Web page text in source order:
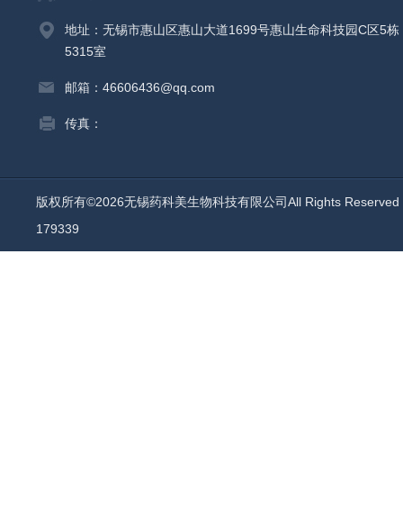
地址：无锡市惠山区惠山大道1699号惠山生命科技园C区5栋
5315室
邮箱：46606436@qq.com
传真：
版权所有©2026无锡药科美生物科技有限公司All Rights
179339